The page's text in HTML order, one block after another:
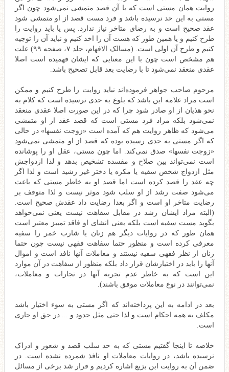
روایت همان مستی است که با آن قصد متمشی نمی‌شود چون اگر
مستی به این حد نرسیده باشد و فرد مست قصد از او متمشی شود
عقد صحیح است و به رضای متاخر نیاز ندارد. پس یا باید روایت را
طرح کنیم و یا همین طور که هست آن را اخذ کنیم و نباید آن را توجیه
کنیم و طرح آن اولی است. (مسالک الافهام، جلد ۷، صفحه ۹۹) علت
هم مشخص است چون با این معنایی که ایشان فهمیده است اصلا
عقدی منعقد نمی‌شود تا با رضایت بعد قابل تصحیح باشد.
مرحوم صاحب جواهر فرموده‌اند نباید روایت را طرح کنیم و ممکن
است مراد علامه این باشد که بلوغ به حدی نرسیده است که کلام به
نحو هذیان از او صادر شود چرا که در این صورت اصلا عقدی منعقد
نمی‌شود بلکه مراد فرد مستی است که قصد عقد از او متمشی
می‌شود که ظاهر روایت هم که آمده است «زوجت نفسها» در حالی
که اگر مستی به حدی رسیده بوده که قصد از او متمشی نمی‌شود
«زوجت نفسها» صدق نمی‌کند. اما چون مستی، عقل او را پوشانده
است نمی‌تواند بین صلاح و مفسده تشخیص بدهد و لذا ازدواجش
مثل ازدواج شخص سفیه یا مکره یا دختر غیر رشید است و لذا اگر
چه عقد را قصد کرده است اما قصد او به خاطر مستی که باعث
می‌شود صفت رشد از او سلب شود موثر نیست و لذا متوقف بر
رضایت متاخر او است و اگر بعدا رضایت داد عقدش صحیح است.
(البته مراد ایشان رشد در مقابل سفاهت نیست یعنی نمی‌خواهد
بگوید مست سفیه است بلکه یعنی انشای او فاقد تمییز معتبر است
همان طور که در روایات دیگر هم زنان یا شارب خمر را سفیه
معرفی کرده است و منظور حتما سفاهت فقهی نیست چون حتما
زنان از نظر فقهی سفیه نیستند و معاملات آنها نافذ است و اموال
آنها را باید در اختیارشان قرار داد بلکه منظور از سفاهت در آن موارد
این است که به خاطر عدم تجربه آنها در تجارات و معاملات،
نمی‌توانند در نوع معاملات موفق باشند).
بعد در ادامه به این پرداخته‌اند که اگر مستی به سوء اختیار باشد
مکلف به همه احکام است و لذا حتی مثل حدود و ... در حق او جاری
است.
خلاصه تا اینجا گفتیم مستی که به حد سلب قصد و شعور و ادراک
نرسیده باشد، در روایات معاملات او نافذ شمرده نشده است. در
ضمن آن به روایت ابن بزیع اشاره کردیم و قرار شد برخی از مسائل